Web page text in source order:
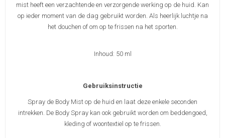
mist heeft een verzachtende en verzorgende werking op de huid. Kan
op ieder moment van de dag gebruikt worden. Als heerlijk luchtje na
het douchen of om op te frissen na het sporten.
Inhoud: 50 ml
Gebruiksinstructie
Spray de Body Mist op de huid en laat deze enkele seconden
intrekken. De Body Spray kan ook gebruikt worden om beddengoed,
kleding of woontextiel op te frissen.